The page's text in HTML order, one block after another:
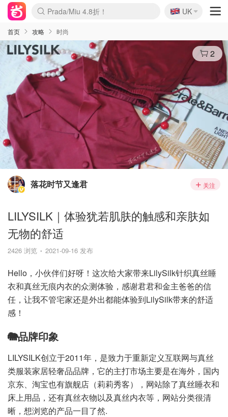
麦卢卡蜂蜜夏促！个位数！
Prada/Miu 4.8折！
啥？必胜客披萨5折！
🇬🇧
UK
首页 攻略 时尚
2
落花时节又逢君 关注
LILYSILK｜体验犹若肌肤的触感和亲肤如
无物的舒适
2426 浏览 2021-09-16 发布
Hello，小伙伴们好呀！这次给大家带来LilySilk针织真丝睡
衣和真丝无痕内衣的众测体验，感谢君君和金主爸爸的信
任，让我不管宅家还是外出都能体验到LilySilk带来的舒适
感！
🐘品牌印象
LILYSILK创立于2011年，是致力于重新定义互联网与真丝
类服装家居轻奢品品牌，它的主打市场主要是在海外，国内
京东、淘宝也有旗舰店（莉莉秀客），网站除了真丝睡衣和
床上用品，还有真丝衣物以及真丝内衣等，网站分类很清
晰，想浏览的产品一目了然.